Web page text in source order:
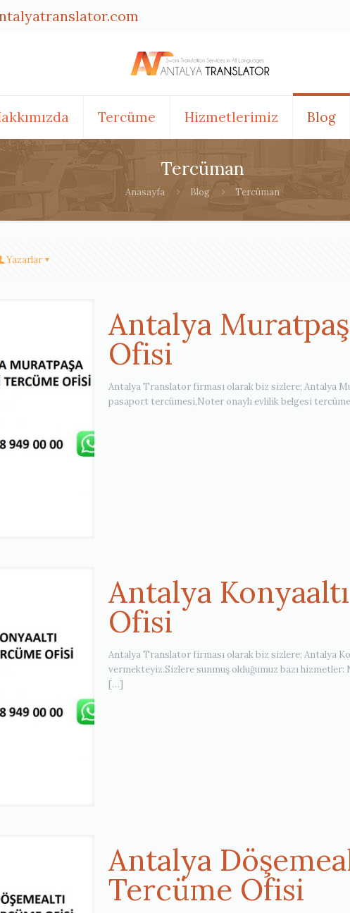
Tercüme Hizmetlerimiz Blog
Tercüman
Anasayfa Blog Tercüman
Yazarlar
Antalya
Ofisi
Antalya Translator firması olarak biz sizlere; Antalya
pasaport tercümesi,Noter onaylı evlilik belgesi
Antalya
Ofisi
Antalya Translator firması olarak biz sizlere; Antalya
vermekteyiz.Sizlere sunmuş olduğumuz bazı
[…]
Antalya
Tercüme Ofisi